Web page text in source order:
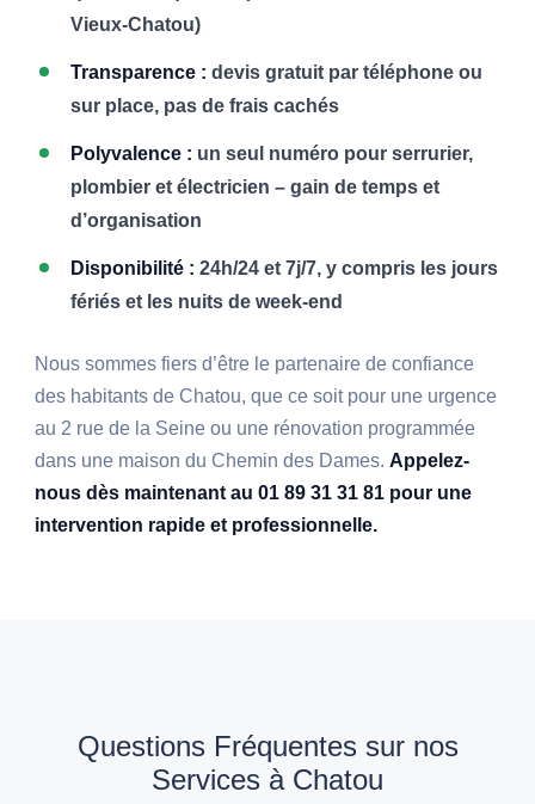
Vieux-Chatou)
Transparence : devis gratuit par téléphone ou
sur place, pas de frais cachés
Polyvalence : un seul numéro pour serrurier,
plombier et électricien – gain de temps et
d’organisation
Disponibilité : 24h/24 et 7j/7, y compris les jours
fériés et les nuits de week-end
Nous sommes fiers d’être le partenaire de confiance
des habitants de Chatou, que ce soit pour une urgence
au 2 rue de la Seine ou une rénovation programmée
dans une maison du Chemin des Dames.Appelez-
nous dès maintenant au 01 89 31 31 81 pour une
intervention rapide et professionnelle.
Questions Fréquentes sur nos
Services à Chatou